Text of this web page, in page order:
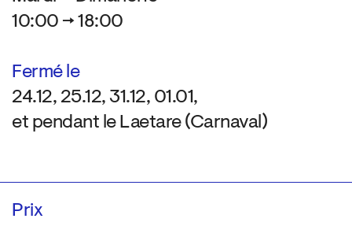
10:00 → 18:00
Fermé le
24.12, 25.12, 31.12, 01.01,
et pendant le Laetare (Carnaval)
Prix